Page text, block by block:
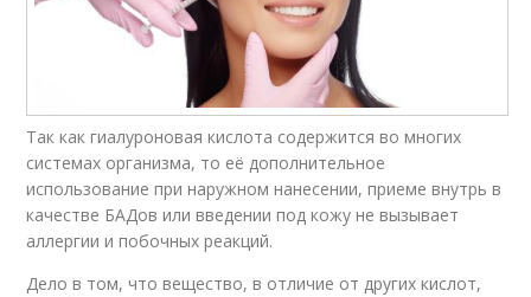
Так как гиалуроновая кислота содержится во многих
системах организма, то её дополнительное
использование при наружном нанесении, приеме внутрь в
качестве БАДов или введении под кожу не вызывает
аллергии и побочных реакций.
Дело в том, что вещество, в отличие от других кислот,